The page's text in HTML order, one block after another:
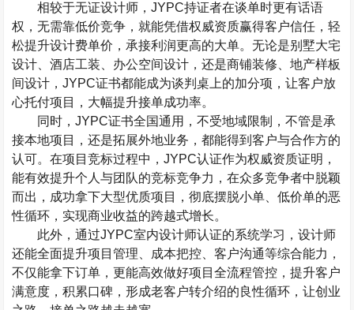
相较于无证设计师，JYPC持证者在谈单时更有话语
权，无需靠低价竞争，就能凭借权威资质赢得客户信任，轻
松提升设计费单价，承接利润更高的大单。无论是别墅大宅
设计、酒店工装、办公空间设计，还是商铺装修、地产样板
间设计，JYPC证书都能成为谈判桌上的加分项，让客户放
心托付项目，大幅提升接单成功率。
同时，JYPC证书全国通用，不受地域限制，不管是承
接本地项目，还是拓展外地业务，都能得到客户与合作方的
认可。在项目竞标过程中，JYPC认证作为权威资质证明，
能有效提升个人与团队的竞标竞争力，在众多竞争者中脱颖
而出，成功拿下大型优质项目，彻底摆脱小单、低价单的恶
性循环，实现商业收益的跨越式增长。
此外，通过JYPC室内设计师认证的系统学习，设计师
还能全面提升项目管理、成本把控、客户沟通等综合能力，
不仅能拿下订单，更能高效做好项目全流程管控，提升客户
满意度，积累口碑，形成老客户转介绍的良性循环，让创业